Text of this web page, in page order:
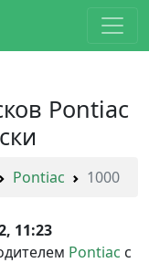
Pontiac
Pontiac 1000
11:23
Pontiac с